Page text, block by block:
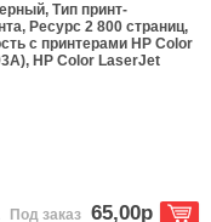
, Типпринт-
, Ресурс2 800 страниц,
с принтерами HP Color
HP Color LaserJet
Под заказ 65,00р